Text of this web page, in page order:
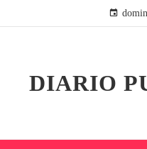
DIARIO